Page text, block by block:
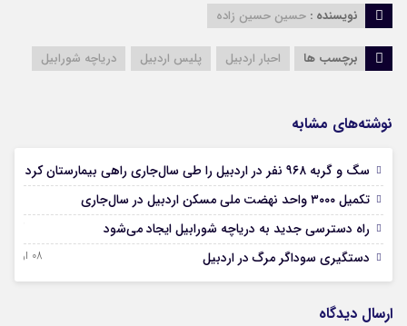
نویسنده : حسین حسین زاده
برچسب ها احبار اردبیل پلیس اردبیل دریاچه شورابیل
نوشته‌های مشابه
سگ و گربه ۹۶۸ نفر در اردبیل را طی سال‌جاری راهی بیمارستان کرد
تکمیل ۳۰۰۰ واحد نهضت ملی مسکن اردبیل در سال‌جاری
راه دسترسی جدید به دریاچه شورابیل ایجاد می‌شود
دستگیری سوداگر مرگ در اردبیل 08 اردیبهشت 1405
ارسال دیدگاه